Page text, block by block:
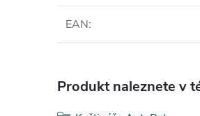
EAN:
Produkt naleznete v